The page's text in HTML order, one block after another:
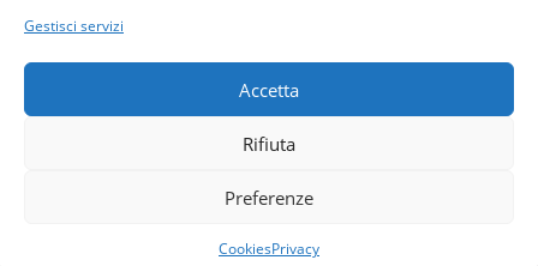
Gestisci servizi
Accetta
Rifiuta
Preferenze
CookiesPrivacy
Quali sono le capitali dei cibi secondo Instagram? Lo scopriamo con una mappa